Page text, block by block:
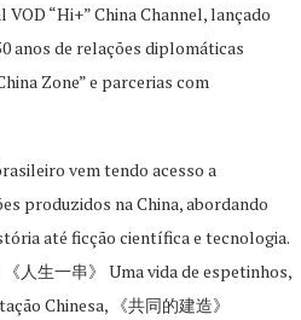
“Hi+” China Channel, lançado
anos de relações diplomáticas
Zone” e parcerias com
vem tendo acesso a
produzidos na China, abordando
até ficção científica e tecnologia.
人生一串》 Uma vida de espetinhos,
Chinesa, 《共同的建造》